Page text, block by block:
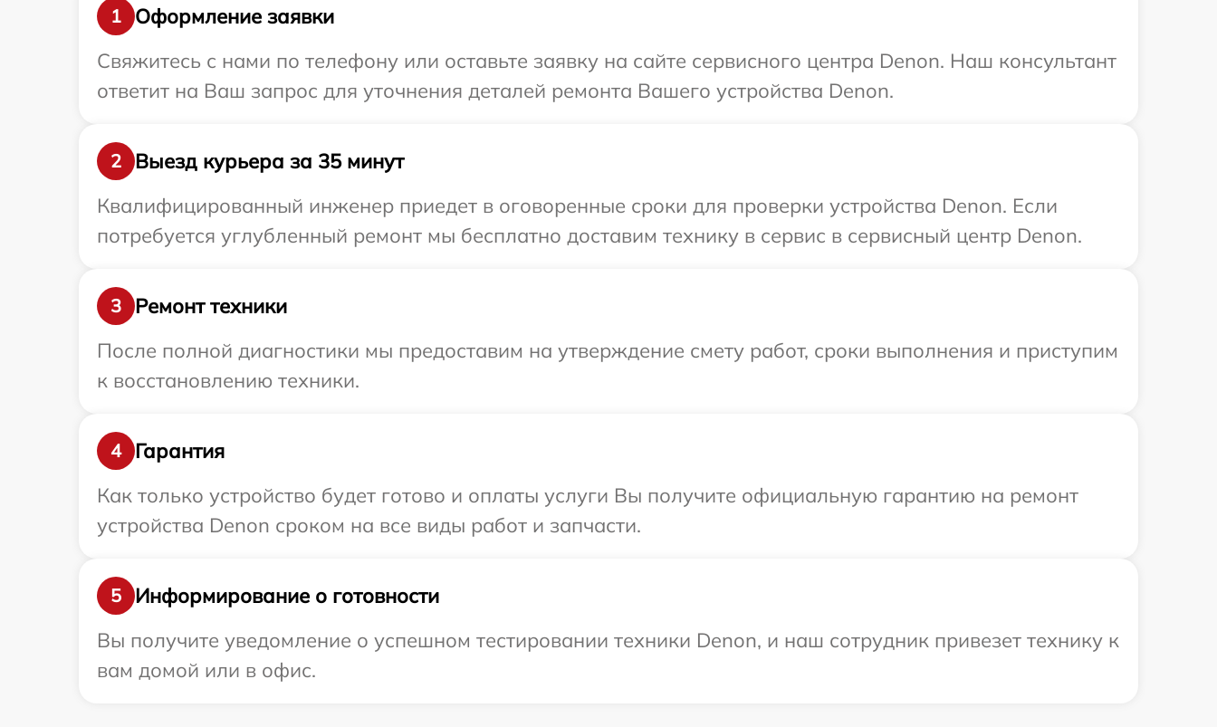
1
Оформление заявки
Свяжитесь с нами по телефону или оставьте заявку на сайте сервисного центра Denon. Наш консультант
ответит на Ваш запрос для уточнения деталей ремонта Вашего устройства Denon.
2
Выезд курьера за 35 минут
Квалифицированный инженер приедет в оговоренные сроки для проверки устройства Denon. Если
потребуется углубленный ремонт мы бесплатно доставим технику в сервис в сервисный центр Denon.
3
Ремонт техники
После полной диагностики мы предоставим на утверждение смету работ, сроки выполнения и приступим
к восстановлению техники.
4
Гарантия
Как только устройство будет готово и оплаты услуги Вы получите официальную гарантию на ремонт
устройства Denon сроком на все виды работ и запчасти.
5
Информирование о готовности
Вы получите уведомление о успешном тестировании техники Denon, и наш сотрудник привезет технику к
вам домой или в офис.